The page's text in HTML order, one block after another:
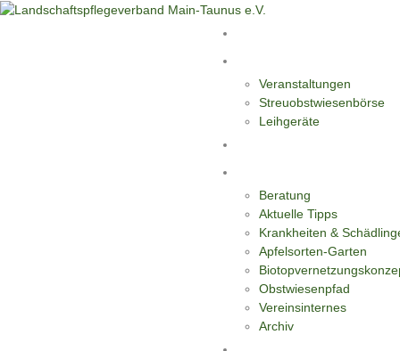
Veranstaltungen
Streuobstwiesenbörse
Leihgeräte
Beratung
Aktuelle Tipps
Krankheiten &
Apfelsorten-Garten
Obstwiesenpfad
Vereinsinternes
Archiv